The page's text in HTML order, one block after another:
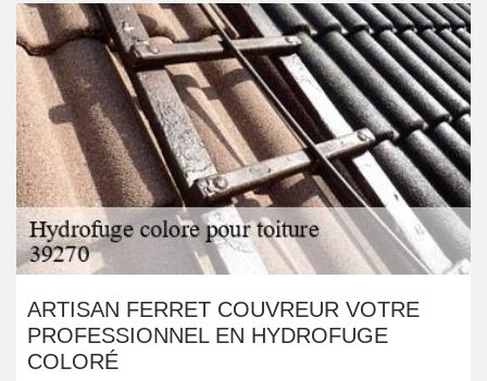
ARTISAN FERRET COUVREUR VOTRE
PROFESSIONNEL EN HYDROFUGE
COLORÉ